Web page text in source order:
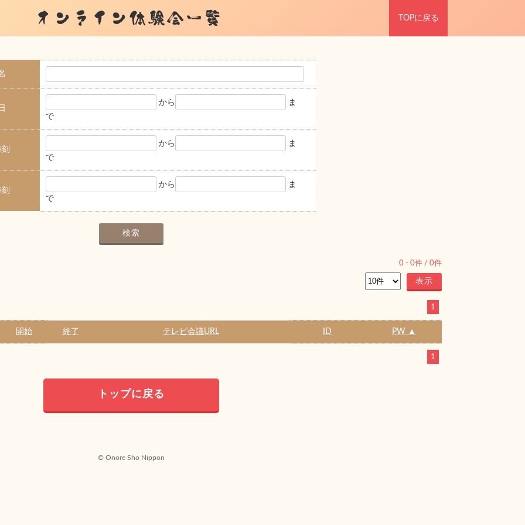
オンライン体験会一覧 TOPに戻る
から
ま
で
から
ま
で
から
ま
で
0 - 0件 / 0件
1
開始 終了 テレビ会議URL ID PW ▲
1
トップに戻る
© Onore Sho Nippon